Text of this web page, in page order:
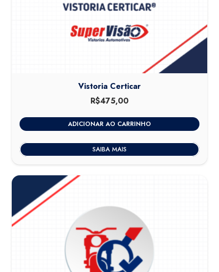
Vistoria Certicar
R$475,00
ADICIONAR AO CARRINHO
SAIBA MAIS